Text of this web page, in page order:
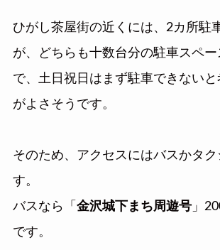
ひがし茶屋街の近くには、2カ所駐
が、どちらも十数台分の駐車スペ
で、土日祝日はまず駐車できない
がよさそうです。
そのため、アクセスにはバスかタ
す。
バスなら「 金沢城下まち周遊号」
です。